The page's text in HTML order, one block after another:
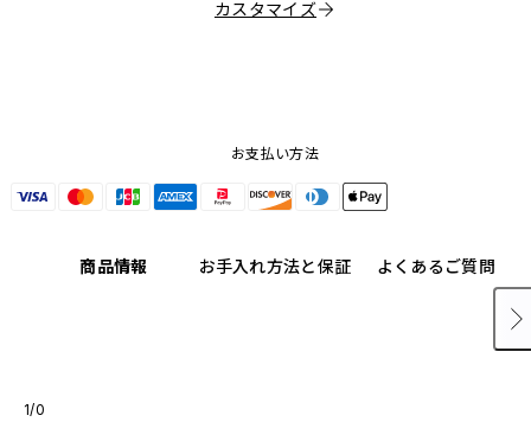
カスタマイズ
お支払い方法
商品情報 お手入れ方法と保証 よくあるご質問
1/0